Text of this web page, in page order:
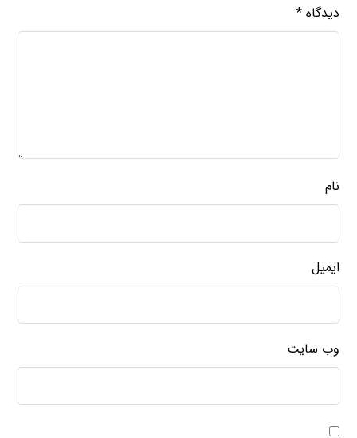
دیدگاه*
نام
ایمیل
وب‌ سایت